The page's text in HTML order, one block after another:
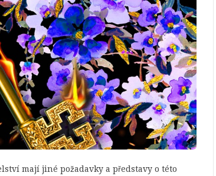
mají jiné požadavky a představy o této